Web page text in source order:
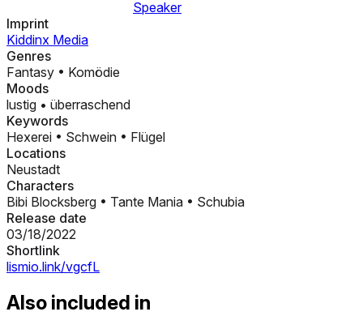
Speaker
Imprint
Kiddinx Media
Genres
Fantasy • Komödie
Moods
lustig • überraschend
Keywords
Hexerei • Schwein • Flügel
Locations
Neustadt
Characters
Bibi Blocksberg • Tante Mania • Schubia
Release date
03/18/2022
Shortlink
lismio.link/vgcfL
Also included in